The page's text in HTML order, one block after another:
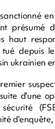
présumé
haut
depuis
ukrainien
d'une